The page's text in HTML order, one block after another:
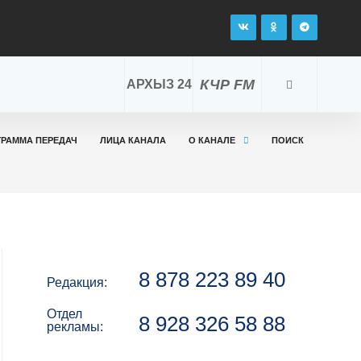
КЧР FM
АРХЫЗ 24
ПЕРЕДАЧ ЛИЦА КАНАЛА О КАНАЛЕ
ПОИСК
Редакция: 8 878 223 89 40
Отдел
рекламы:
8 928 326 58 88